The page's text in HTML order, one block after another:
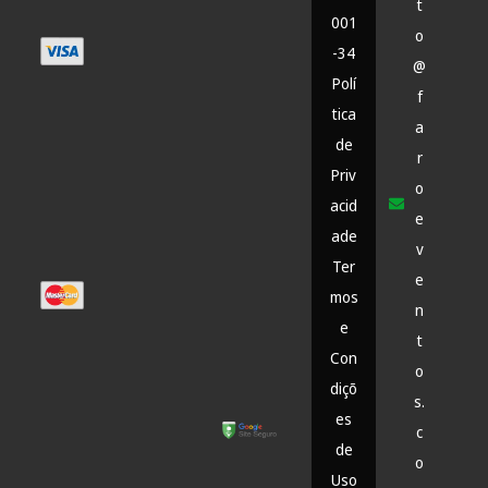
001
-34
Polí
tica
de
Priv
acid
ade
Ter
mos
e
Con
diçõ
es
de
Uso
t
o
@
f
a
r
o
e
v
e
n
t
o
s.
c
o